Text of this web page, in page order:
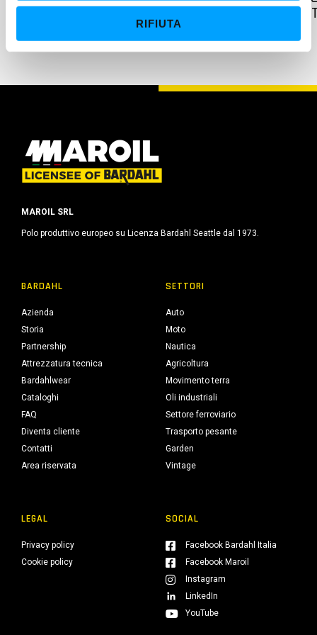
RIFIUTA
MAROIL SRL
Polo produttivo europeo su Licenza Bardahl Seattle dal 1973.
BARDAHL
Azienda
Storia
Partnership
Attrezzatura tecnica
Bardahlwear
Cataloghi
FAQ
Diventa cliente
Contatti
Area riservata
SETTORI
Auto
Moto
Nautica
Agricoltura
Movimento terra
Oli industriali
Settore ferroviario
Trasporto pesante
Garden
Vintage
LEGAL
Privacy policy
Cookie policy
SOCIAL
Facebook Bardahl Italia
Facebook Maroil
Instagram
LinkedIn
YouTube